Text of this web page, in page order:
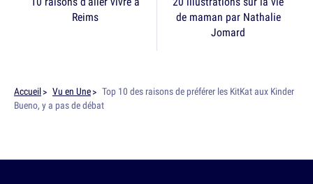
Reims
de maman par Nathalie
Jomard
Accueil Vu en Une
Top 10 des raisons de préférer les KitKat aux Kinder
Bueno, y a pas de débat